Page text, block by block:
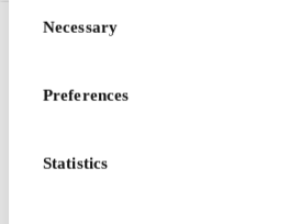
Selection
Necessary
Preferences
Statistics